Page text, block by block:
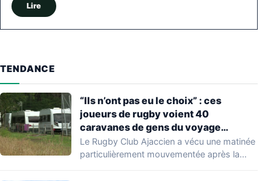
Lire
TENDANCE
“Ils n’ont pas eu le choix” : ces
joueurs de rugby voient 40
caravanes de gens du voyage
s’installer dans leur stade, ils les
délogent en moins d’1 heure
Le Rugby Club Ajaccien a vécu une matinée
particulièrement mouvementée après la